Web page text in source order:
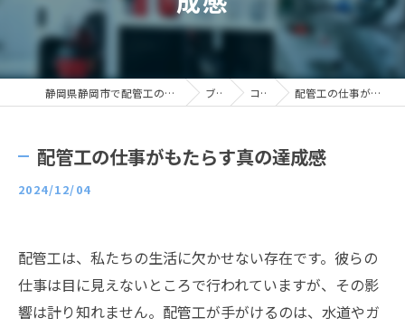
静岡県静岡市で配管工の求人なら有限会社長島設備 ブログ コラム 配管工の仕事がもたらす真の達成感
配管工の仕事がもたらす真の達成感
2024/12/04
配管工は、私たちの生活に欠かせない存在です。彼らの
仕事は目に見えないところで行われていますが、その影
響は計り知れません。配管工が手がけるのは、水道やガ